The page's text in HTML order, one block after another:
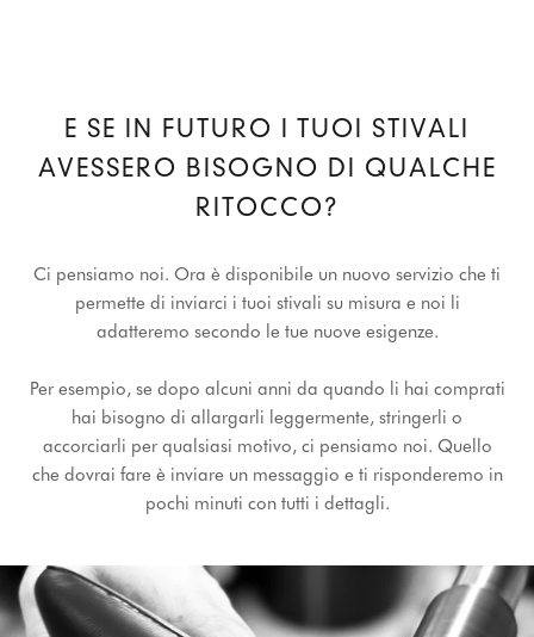
E SE IN FUTURO I TUOI STIVALI
AVESSERO BISOGNO DI QUALCHE
RITOCCO?
Ci pensiamo noi. Ora è disponibile un nuovo servizio che ti
permette di inviarci i tuoi stivali su misura e noi li
adatteremo secondo le tue nuove esigenze.
Per esempio, se dopo alcuni anni da quando li hai comprati
hai bisogno di allargarli leggermente, stringerli o
accorciarli per qualsiasi motivo, ci pensiamo noi. Quello
che dovrai fare è inviare un messaggio e ti risponderemo in
pochi minuti con tutti i dettagli.